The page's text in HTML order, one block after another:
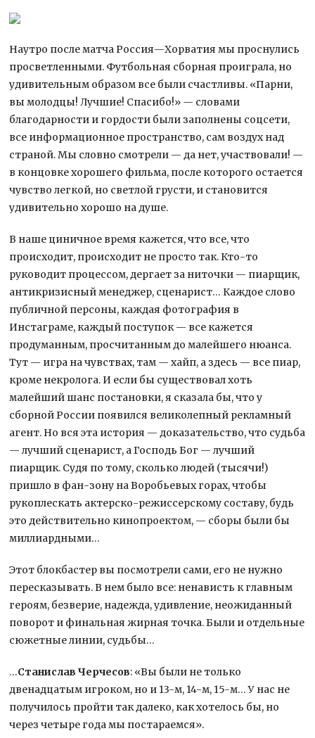
Наутро после матча Россия—Хорватия мы проснулись
просветленными. Футбольная сборная проиграла, но
удивительным образом все были счастливы. «Парни,
вы молодцы! Лучшие! Спасибо!» — словами
благодарности и гордости были заполнены соцсети,
все информационное пространство, сам воздух над
страной. Мы словно смотрели — да нет, участвовали! —
в концовке хорошего фильма, после которого остается
чувство легкой, но светлой грусти, и становится
удивительно хорошо на душе.
В наше циничное время кажется, что все, что
происходит, происходит не просто так. Кто-то
руководит процессом, дергает за ниточки — пиарщик,
антикризисный менеджер, сценарист… Каждое слово
публичной персоны, каждая фотография в
Инстаграме, каждый поступок — все кажется
продуманным, просчитанным до малейшего нюанса.
Тут — игра на чувствах, там — хайп, а здесь — все пиар,
кроме некролога. И если бы существовал хоть
малейший шанс постановки, я сказала бы, что у
сборной России появился великолепный рекламный
агент. Но вся эта история — доказательство, что судьба
— лучший сценарист, а Господь Бог — лучший
пиарщик. Судя по тому, сколько людей (тысячи!)
пришло в фан-зону на Воробьевых горах, чтобы
рукоплескать актерско-режиссерскому составу, будь
это действительно кинопроектом, — сборы были бы
миллиардными…
Этот блокбастер вы посмотрели сами, его не нужно
пересказывать. В нем было все: ненависть к главным
героям, безверие, надежда, удивление, неожиданный
поворот и финальная жирная точка. Были и отдельные
сюжетные линии, судьбы…
…Станислав Черчесов: «Вы были не только
двенадцатым игроком, но и 13-м, 14-м, 15-м… У нас не
получилось пройти так далеко, как хотелось бы, но
через четыре года мы постараемся».